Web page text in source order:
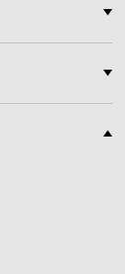
budowie
budowa
– izolatory
przy